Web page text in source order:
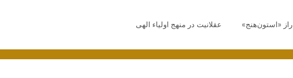
راز «استون‌هنج» عقلانیت در منهج اولیاء الهی